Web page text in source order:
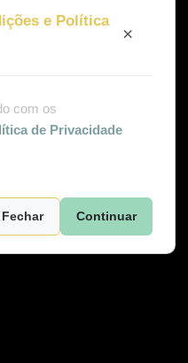
e Política
×
com os
de Privacidade
Fechar Continuar